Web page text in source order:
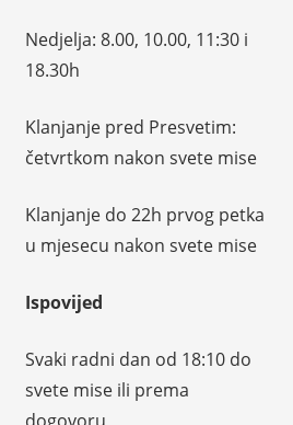
Nedjelja: 8.00, 10.00, 11:30 i
18.30h
Klanjanje pred Presvetim:
četvrtkom nakon svete mise
Klanjanje do 22h prvog petka
u mjesecu nakon svete mise
Ispovijed
Svaki radni dan od 18:10 do
svete mise ili prema